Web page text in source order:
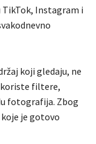
TikTok, Instagram i
koji gledaju, ne
filtere,
fotografija. Zbog
je gotovo